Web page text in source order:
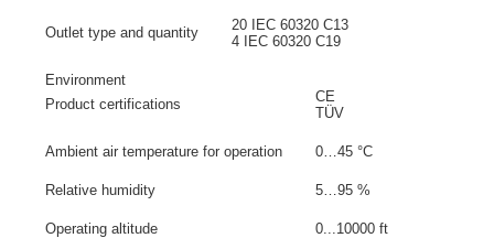
Outlet type and quantity
20 IEC 60320 C13
4 IEC 60320 C19
Environment
Product certifications
CE
TÜV
Ambient air temperature for operation 0…45 °C
Relative humidity 5…95 %
Operating altitude 0...10000 ft